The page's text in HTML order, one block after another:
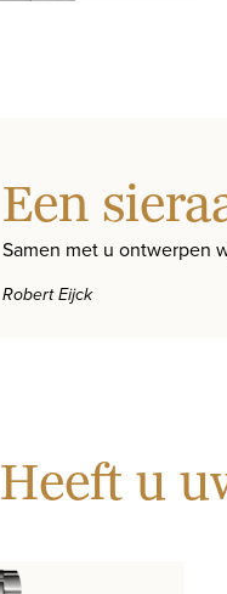
Een
Samen met u ontwerpen
Robert Eijck
Heeft u